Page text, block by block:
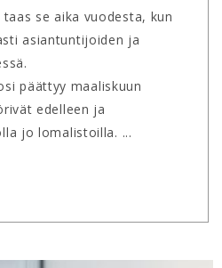
se aika vuodesta, kun
asiantuntijoiden ja
päättyy maaliskuun
edelleen ja
jo lomalistoilla. ...